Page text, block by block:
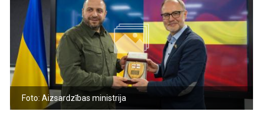
Foto: Aizsardzības ministrija